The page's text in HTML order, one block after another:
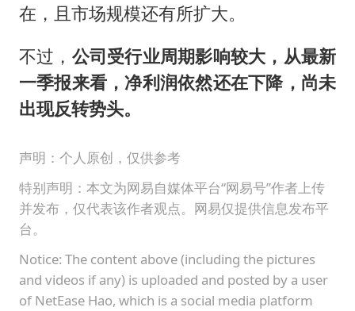
在，且市场规模还有所扩大。
不过， 公司受行业周期影响较大，从最新
一季报来看，净利润依然还在下降，尚未
出现反转势头。
声明：个人原创，仅供参考
特别声明：本文为网易自媒体平台“网易号”作者上传
并发布，仅代表该作者观点。网易仅提供信息发布平
台。
Notice: The content above (including the pictures
and videos if any) is uploaded and posted by a user
of NetEase Hao, which is a social media platform